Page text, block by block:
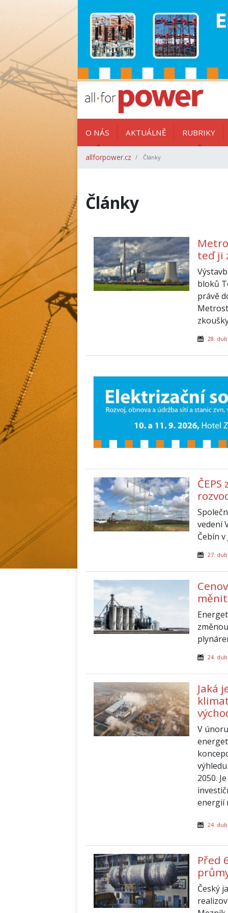
O NÁS AKTUÁLNĚ RUBRIKY
allforpower.cz Články
Články
teď ji
bloků
právě
28.
vedení
Čebín
27.
24.
Jaká
V
2050.
energií
24.
Před
Český